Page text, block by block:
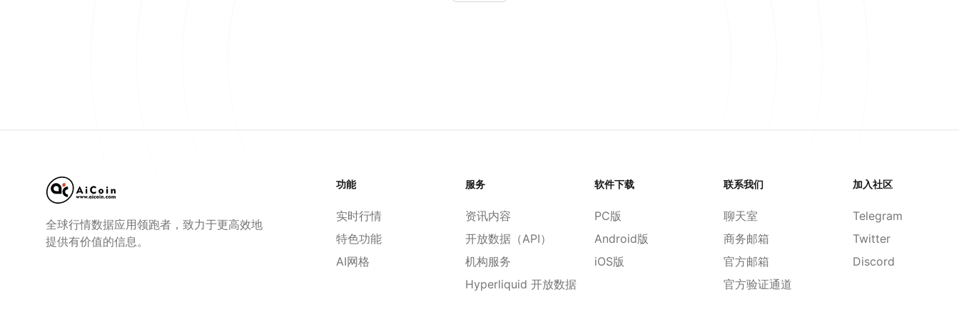
全球行情数据应用领跑者，致力于更高效地
提供有价值的信息。
功能
实时行情
特色功能
AI网格
服务
资讯内容
开放数据（API）
机构服务
Hyperliquid 开放数据
软件下载
PC版
Android版
iOS版
联系我们
聊天室
商务邮箱
官方邮箱
官方验证通道
加入社区
Telegram
Twitter
Discord